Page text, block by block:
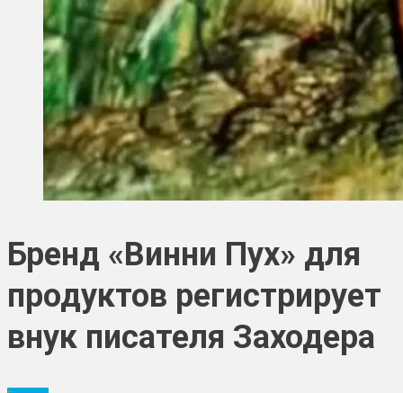
Бренд «Винни Пух» для
продуктов регистрирует
внук писателя Заходера